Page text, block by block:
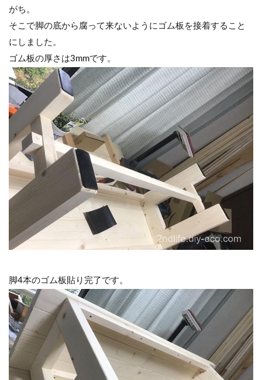
がち。
そこで脚の底から腐って来ないようにゴム板を接着すること
にしました。
ゴム板の厚さは3mmです。
脚4本のゴム板貼り完了です。